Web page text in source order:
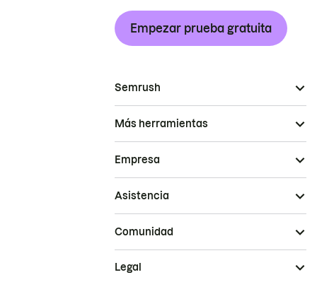
Empezar prueba gratuita
Semrush
Más herramientas
Empresa
Asistencia
Comunidad
Legal